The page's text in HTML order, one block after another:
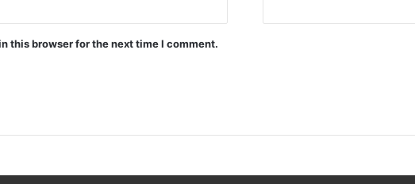
this browser for the next time I comment.